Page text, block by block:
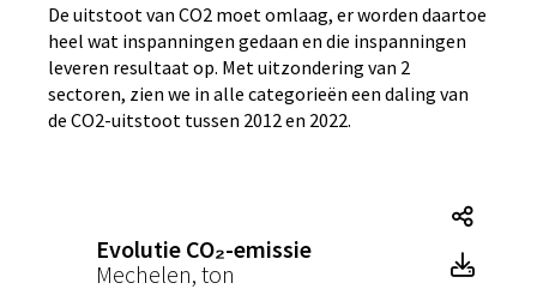
De uitstoot van CO2 moet omlaag, er worden daartoe
heel wat inspanningen gedaan en die inspanningen
leveren resultaat op. Met uitzondering van 2
sectoren, zien we in alle categorieën een daling van
de CO2-uitstoot tussen 2012 en 2022.
Evolutie CO₂-emissie
Mechelen, ton